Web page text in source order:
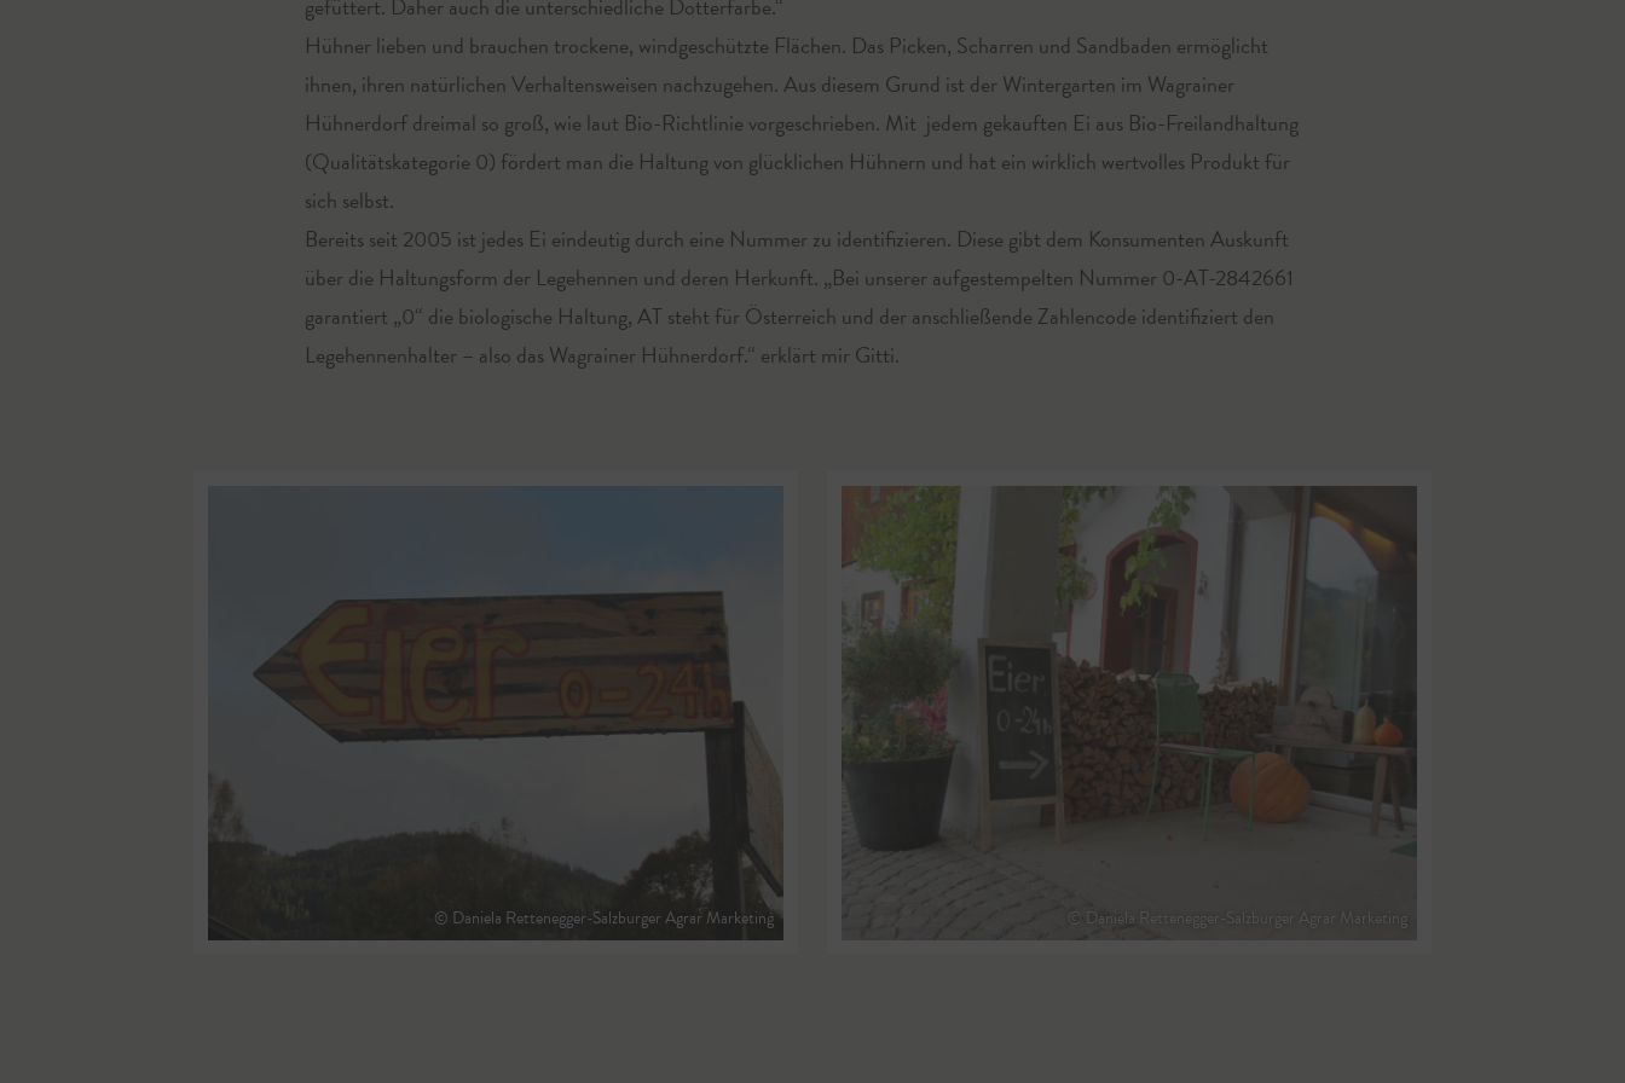
gefüttert. Daher auch die unterschiedliche Dotterfarbe.“
Hühner lieben und brauchen trockene, windgeschützte Flächen. Das Picken, Scharren und Sandbaden ermöglicht
ihnen, ihren natürlichen Verhaltensweisen nachzugehen. Aus diesem Grund ist der Wintergarten im Wagrainer
Hühnerdorf dreimal so groß, wie laut Bio-Richtlinie vorgeschrieben. Mit jedem gekauften Ei aus Bio-Freilandhaltung
(Qualitätskategorie 0) fördert man die Haltung von glücklichen Hühnern und hat ein wirklich wertvolles Produkt für
sich selbst.
Bereits seit 2005 ist jedes Ei eindeutig durch eine Nummer zu identifizieren. Diese gibt dem Konsumenten Auskunft
über die Haltungsform der Legehennen und deren Herkunft. „Bei unserer aufgestempelten Nummer 0-AT-2842661
garantiert „0“ die biologische Haltung, AT steht für Österreich und der anschließende Zahlencode identifiziert den
Legehennenhalter – also das Wagrainer Hühnerdorf.“ erklärt mir Gitti.
© Daniela Rettenegger-Salzburger Agrar Marketing © Daniela Rettenegger-Salzburger Agrar Marketing